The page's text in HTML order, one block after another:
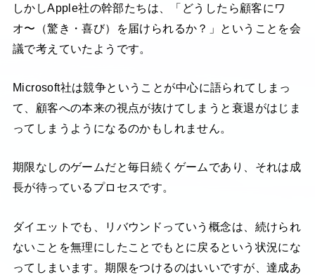
しかしApple社の幹部たちは、「どうしたら顧客にワ
オ〜（驚き・喜び）を届けられるか？」ということを会
議で考えていたようです。
Microsoft社は競争ということが中心に語られてしまっ
て、顧客への本来の視点が抜けてしまうと衰退がはじま
ってしまうようになるのかもしれません。
期限なしのゲームだと毎日続くゲームであり、それは成
長が待っているプロセスです。
ダイエットでも、リバウンドっていう概念は、続けられ
ないことを無理にしたことでもとに戻るという状況にな
ってしまいます。期限をつけるのはいいですが、達成あ